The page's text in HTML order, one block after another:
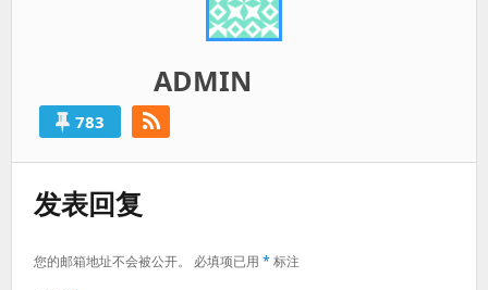
ADMIN
783
发表回复
您的邮箱地址不会被公开。 必填项已用 *标注